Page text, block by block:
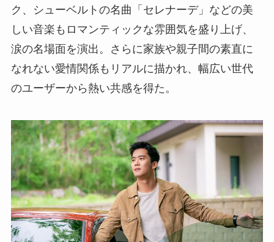
ク、シューベルトの名曲「セレナーデ」などの美
しい音楽もロマンティックな雰囲気を盛り上げ、
涙の名場面を演出。さらに家族や親子間の素直に
なれない愛情関係もリアルに描かれ、幅広い世代
のユーザーから熱い共感を得た。